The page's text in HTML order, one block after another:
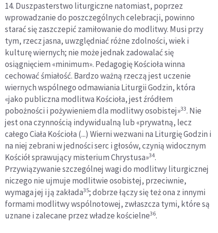
14. Duszpasterstwo liturgiczne natomiast, poprzez
wprowadzanie do poszczególnych celebracji, powinno
starać się zaszczepić zamiłowanie do modlitwy. Musi przy
tym, rzecz jasna, uwzględniać różne zdolności, wiek i
kulturę wiernych; nie może jednak zadowalać się
osiągnięciem «minimum». Pedagogię Kościoła winna
cechować śmiałość. Bardzo ważną rzeczą jest uczenie
wiernych wspólnego odmawiania Liturgii Godzin, która
«jako publiczna modlitwa Kościoła, jest źródłem
pobożności i pożywieniem dla modlitwy osobistej»33. Nie
jest ona czynnością indywidualną lub «prywatną, lecz
całego Ciała Kościoła (...) Wierni wezwani na Liturgię Godzin i
na niej zebrani w jedności serc i głosów, czynią widocznym
Kościół sprawujący misterium Chrystusa»34.
Przywiązywanie szczególnej wagi do modlitwy liturgicznej
niczego nie ujmuje modlitwie osobistej, przeciwnie,
wymaga jej i ją zakłada35; dobrze łączy się też ona z innymi
formami modlitwy wspólnotowej, zwłaszcza tymi, które są
uznane i zalecane przez władze kościelne36.